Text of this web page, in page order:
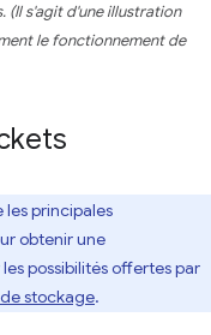
(Il s'agit d'une illustration
le fonctionnement de
les principales
obtenir une
possibilités offertes par
stockage.